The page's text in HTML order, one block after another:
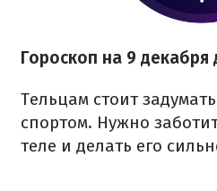
Гороскоп на 9 декабря
Тельцам стоит
спортом. Нужно
теле и делать его